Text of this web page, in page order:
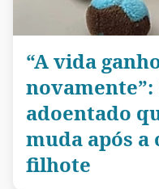
“A vida
novamente”:
adoentado
muda após a
filhote